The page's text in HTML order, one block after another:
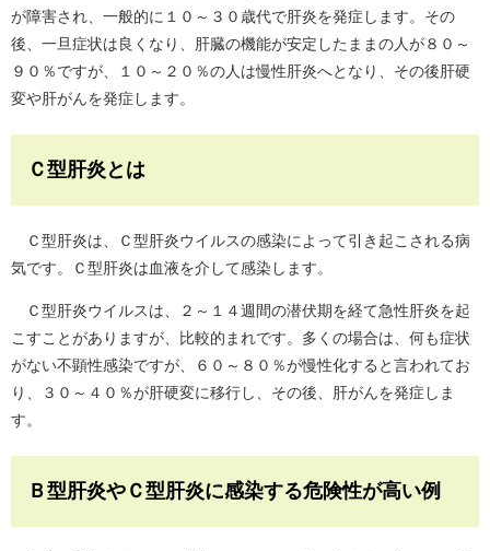
が障害され、一般的に１０～３０歳代で肝炎を発症します。その
後、一旦症状は良くなり、肝臓の機能が安定したままの人が８０～
９０％ですが、１０～２０％の人は慢性肝炎へとなり、その後肝硬
変や肝がんを発症します。
Ｃ型肝炎とは
Ｃ型肝炎は、Ｃ型肝炎ウイルスの感染によって引き起こされる病
気です。Ｃ型肝炎は血液を介して感染します。
Ｃ型肝炎ウイルスは、２～１４週間の潜伏期を経て急性肝炎を起
こすことがありますが、比較的まれです。多くの場合は、何も症状
がない不顕性感染ですが、６０～８０％が慢性化すると言われてお
り、３０～４０％が肝硬変に移行し、その後、肝がんを発症しま
す。
Ｂ型肝炎やＣ型肝炎に感染する危険性が高い例